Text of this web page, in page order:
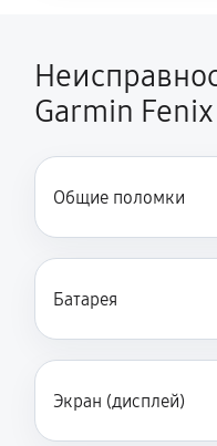
Garmin
Общие поломки
Батарея
Экран (дисплей)